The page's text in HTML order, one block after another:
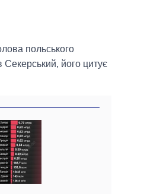
польського
Секерський, його цитує